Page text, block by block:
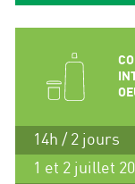
14h / 2 jours
1 et 2 juillet